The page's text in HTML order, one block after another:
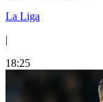
La Liga
|
18:25